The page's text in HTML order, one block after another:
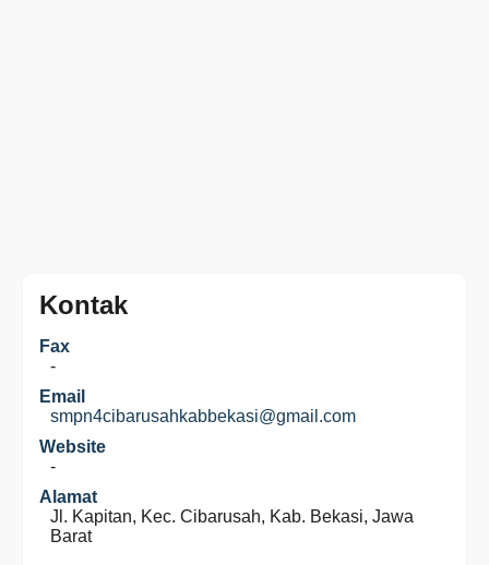
Kontak
Fax
-
Email
smpn4cibarusahkabbekasi@gmail.com
Website
-
Alamat
Jl. Kapitan, Kec. Cibarusah, Kab. Bekasi, Jawa
Barat